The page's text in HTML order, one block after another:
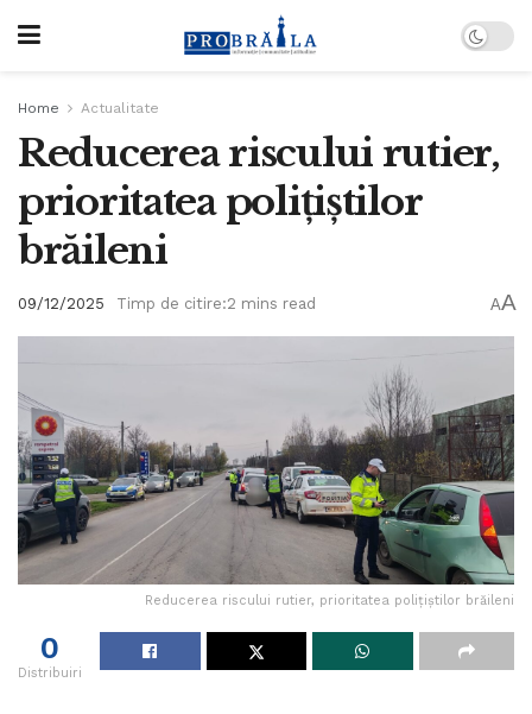
Home Actualitate
Reducerea riscului rutier,
prioritatea polițiștilor
brăileni
09/12/2025 Timp de citire:2 mins read AA
Reducerea riscului rutier, prioritatea polițiștilor brăileni
0
Distribuiri